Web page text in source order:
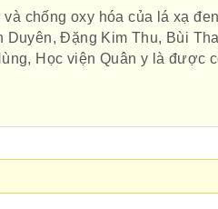
chống oxy hóa của lá xạ đen
Duyên, Đặng Kim Thu, Bùi
Học viện Quân y là được